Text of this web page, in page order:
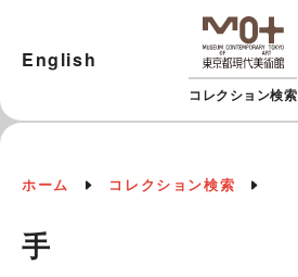
コレクション検索
English
ホーム コレクション検索
手